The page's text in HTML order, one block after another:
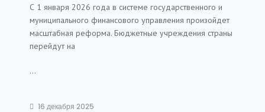
С 1 января 2026 года в системе государственного и
муниципального финансового управления произойдет
масштабная реформа. Бюджетные учреждения страны
перейдут на
...
16 декабря 2025